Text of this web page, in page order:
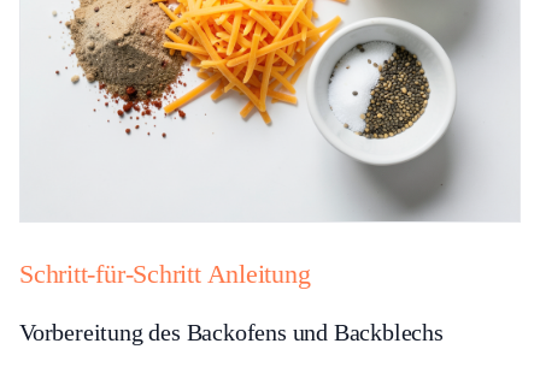
Schritt-für-Schritt Anleitung
Vorbereitung des Backofens und Backblechs